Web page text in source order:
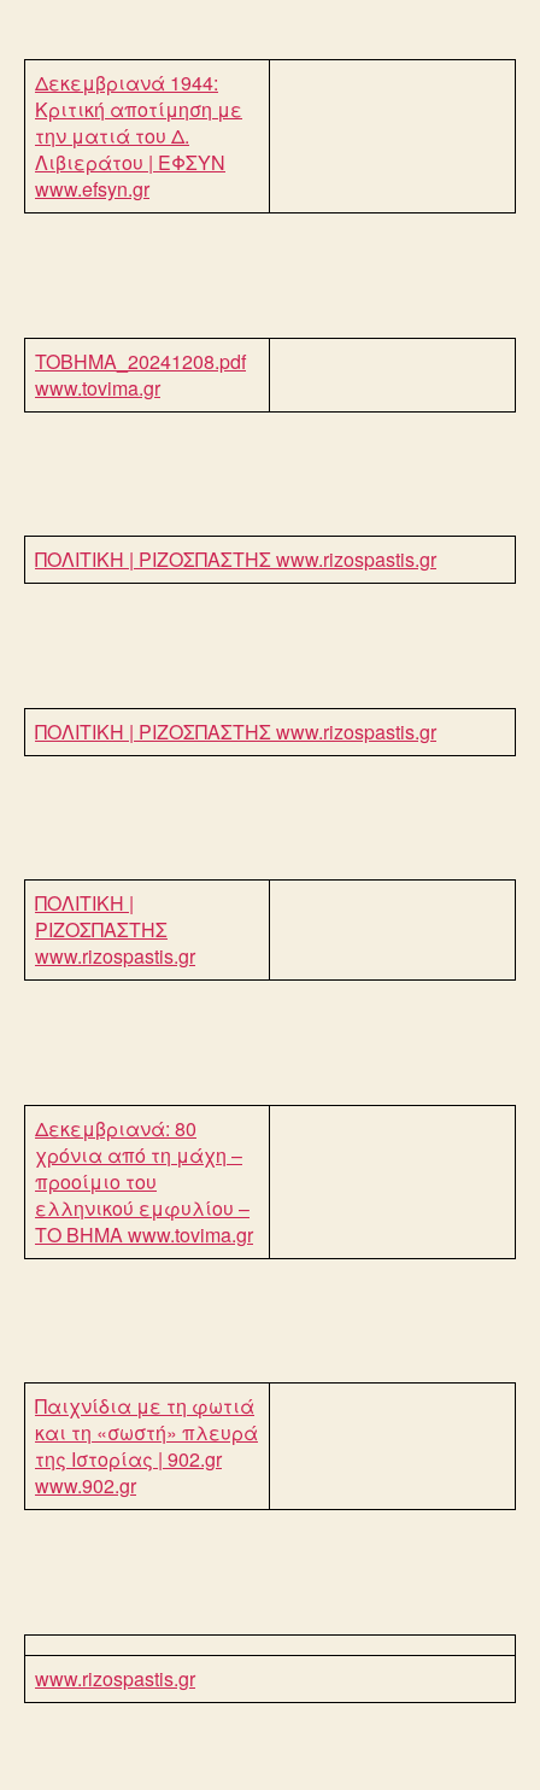
Δεκεμβριανά 1944:
Κριτική αποτίμηση με
την ματιά του Δ.
Λιβιεράτου | ΕΦΣΥΝ
www.efsyn.gr
TOBHMA_20241208.pdf
www.tovima.gr
ΠΟΛΙΤΙΚΗ | ΡΙΖΟΣΠΑΣΤΗΣwww.rizospastis.gr
ΠΟΛΙΤΙΚΗ | ΡΙΖΟΣΠΑΣΤΗΣwww.rizospastis.gr
ΠΟΛΙΤΙΚΗ |
ΡΙΖΟΣΠΑΣΤΗΣ
www.rizospastis.gr
Δεκεμβριανά: 80
χρόνια από τη μάχη –
προοίμιο του
ελληνικού εμφυλίου –
ΤΟ ΒΗΜΑ www.tovima.gr
Παιχνίδια με τη φωτιά
και τη «σωστή» πλευρά
της Ιστορίας | 902.gr
www.902.gr
www.rizospastis.gr